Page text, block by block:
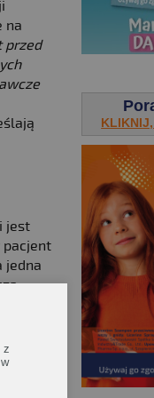
na
przed
jest
pacjent
jedna
w
z